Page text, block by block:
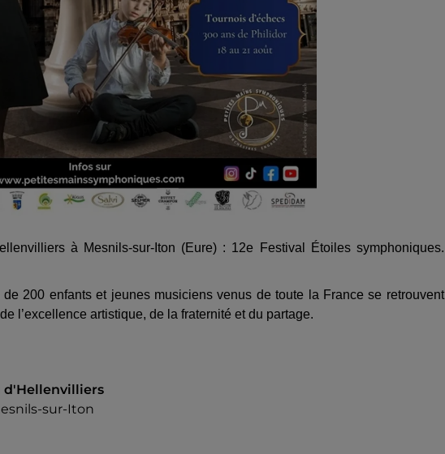
à Mesnils-sur-Iton (Eure) : 12e Festival Étoiles symphoniques.
200 enfants et jeunes musiciens venus de toute la France se retrouvent
l’excellence artistique, de la fraternité et du partage.
d'Hellenvilliers
sur-Iton